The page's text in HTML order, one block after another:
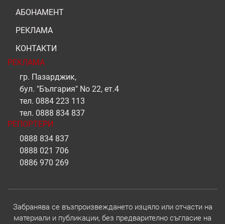
АБОНАМЕНТ
РЕКЛАМА
КОНТАКТИ
РЕКЛАМА
гр. Пазарджик,
бул. "България" No 22, ет.4
тел. 0884 223 113
тел. 0888 834 837
РЕПОРТЕРИ
0888 834 837
0888 021 706
0886 970 269
Забранява се възпроизвеждането изцяло или отчасти на
материали и публикации, без предварително съгласие на